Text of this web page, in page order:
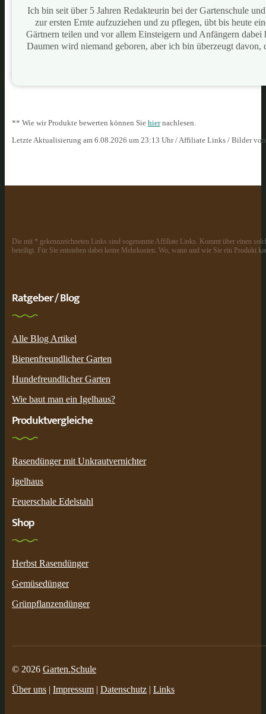
Ich bin seit über 5 Jahren Redakteurin bei der Gartenschule
zur ersten Ernte aufzuziehen und zu pflegen, übt bis heute
Gärtnern teilen und vor allem Einsteigern und Anfängern
Daumen wird niemand geboren, aber ich bin überzeugt
** Wie wir Produkte bewerten können Sie hiernachlesen.
Letzte Aktualisierung am 6.08.2026 um 23:13 Uhr / Affiliate Links / Bilder
Die mit * gekennzeichneten Links sind sogenannte Affiliate Links. Kommt über einen
beteiligt. Für Sie entstehen dabei keine Mehrkosten. Wo, wann und wie Sie ein Produkt
Ratgeber / Blog
Alle Blog Artikel
Bienenfreundlicher Garten
Hundefreundlicher Garten
Wie baut man ein Igelhaus?
Produktvergleiche
Rasendünger mit Unkrautvernichter
Igelhaus
Feuerschale Edelstahl
Shop
Herbst Rasendünger
Gemüsedünger
Grünpflanzendünger
© 2026 Garten.Schule
Über uns | Impressum | Datenschutz | Links